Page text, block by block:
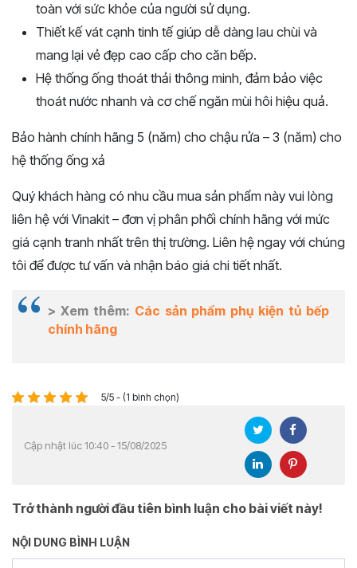
toàn với sức khỏe của người sử dụng.
Thiết kế vát cạnh tinh tế giúp dễ dàng lau chùi và
mang lại vẻ đẹp cao cấp cho căn bếp.
Hệ thống ống thoát thải thông minh, đảm bảo việc
thoát nước nhanh và cơ chế ngăn mùi hôi hiệu quả.
Bảo hành chính hãng 5 (năm) cho chậu rửa – 3 (năm) cho
hệ thống ống xả
Quý khách hàng có nhu cầu mua sản phẩm này vui lòng
liên hệ với Vinakit – đơn vị phân phối chính hãng với mức
giá cạnh tranh nhất trên thị trường. Liên hệ ngay với chúng
tôi để được tư vấn và nhận báo giá chi tiết nhất.
> Xem thêm: Các sản phẩm phụ kiện tủ bếp
chính hãng
5/5 - (1 bình chọn)
Cập nhật lúc 10:40 - 15/08/2025
Trở thành người đầu tiên bình luận cho bài viết này!
NỘI DUNG BÌNH LUẬN